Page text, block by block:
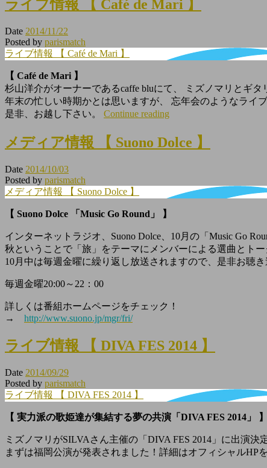
ライブ情報 【 Café de Mari 】
Date 2014/11/22
Posted by parismatch
ライブ情報 【 Café de Mari 】
【 Café de Mari 】
杉山洋介がオーナーであるcaffe bluにて、 ミズノマリとギ
年末の忙しい時期かとは思いますが、 忘年会のようなライ
是非、お越し下さい。 Continue reading
メディア情報 【 Suono Dolce 】
Date 2014/10/03
Posted by parismatch
メディア情報 【 Suono Dolce 】
【 Suono Dolce 「Music Go Round」 】
インターネットラジオ、Suono Dolce、10月の「Music Go
秋ということで「旅」をテーマにメンバーによる選曲とト
10月中は毎週金曜に繰り返し放送されますので、是非お聴き
毎週金曜20:00～22：00
詳しくは番組ホームページをチェック！
→ http://www.suono.jp/mgr/fri/
ライブ情報 【 DIVA FES 2014 】
Date 2014/09/29
Posted by parismatch
ライブ情報 【 DIVA FES 2014 】
【 実力派の歌姫達が集結する夢の共演「DIVA FES 2014」 】
ミズノマリがSILVAさん主催の「DIVA FES 2014」に出演決
まずは福岡公演が発表されました！詳細はオフィシャルHP